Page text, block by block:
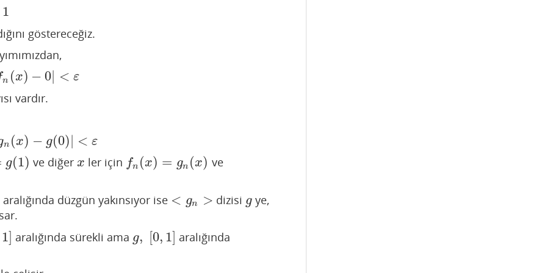
1
göstereceğiz.
n (x) − 0 < ε
n (x)−0|<ε
vardır.
n (x) − g(0)| < ε
gn(x)− g(0 )|<ε
g(1) ve diğerx
x ler için fn (x) = gn (x)
fn( x)=g n(x ) ve
aralığında düzgün yakınsıyor ise < gn >
<g n> dizisi g
g ye,
1] aralığında sürekli ama g, [0, 1]
g, 0,1 ] aralığında